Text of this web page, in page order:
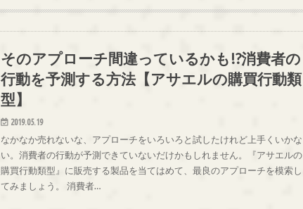
そのアプローチ間違っているかも!?消費者の
行動を予測する方法【アサエルの購買行動類
型】
2019.05.19
なかなか売れないな、アプローチをいろいろと試したけれど上手くいかな
い。消費者の行動が予測できていないだけかもしれません。『アサエルの
購買行動類型』に販売する製品を当てはめて、最良のアプローチを模索し
てみましょう。 消費者…